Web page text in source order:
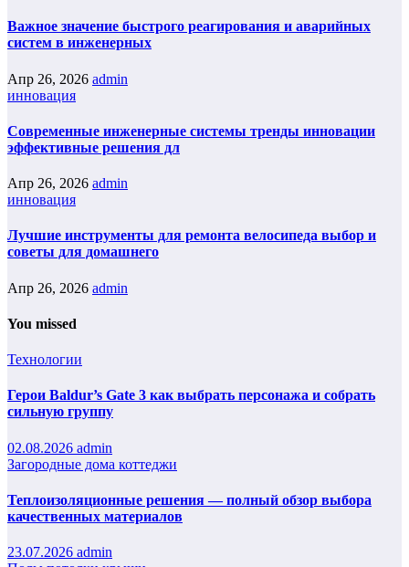
Важное значение быстрого реагирования и аварийных
систем в инженерных
Апр 26, 2026 admin
инновация
Современные инженерные системы тренды инновации
эффективные решения дл
Апр 26, 2026 admin
инновация
Лучшие инструменты для ремонта велосипеда выбор и
советы для домашнего
Апр 26, 2026 admin
You missed
Технологии
Герои Baldur’s Gate 3 как выбрать персонажа и собрать
сильную группу
02.08.2026 admin
Загородные дома коттеджи
Теплоизоляционные решения — полный обзор выбора
качественных материалов
23.07.2026 admin